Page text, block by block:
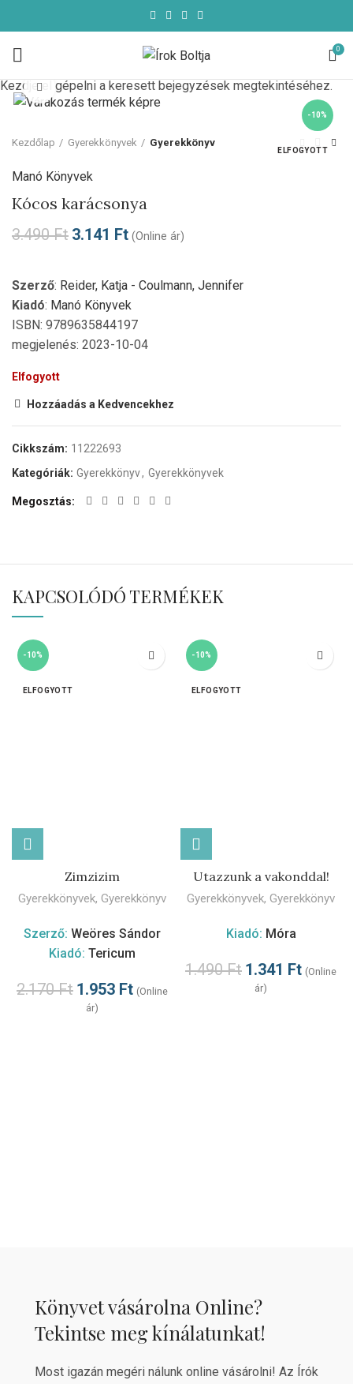
0
-10%
ELFOGYOTT
Click to enlarge
Kezdőlap Gyerekkönyvek Gyerekkönyv
Manó Könyvek
Kócos karácsonya
3.490Ft 3.141 Ft (Online ár)
Szerző: Reider, Katja - Coulmann, Jennifer
Kiadó: Manó Könyvek
ISBN: 9789635844197
megjelenés: 2023-10-04
Elfogyott
Hozzáadás a Kedvencekhez
Cikkszám: 11222693
Kategóriák: Gyerekkönyv, Gyerekkönyvek
Megosztás
KAPCSOLÓDÓ TERMÉKEK
-10%
ELFOGYOTT
Zimzizim
Gyerekkönyvek, Gyerekkönyv
Szerző: Weöres Sándor
Kiadó: Tericum
2.170Ft 1.953 Ft (Online
ár)
-10%
ELFOGYOTT
Utazzunk a vakonddal!
Gyerekkönyvek, Gyerekkönyv
Kiadó: Móra
1.490Ft 1.341 Ft (Online
ár)
Könyvet vásárolna Online?
Tekintse meg kínálatunkat!
Most igazán megéri nálunk online vásárolni! Az Írók
Kezdje el gépelni a keresett bejegyzések megtekintéséhez.